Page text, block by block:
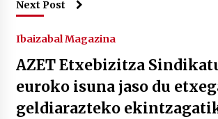
Next Post
Ibaizabal Magazina
AZET Etxebizitza
euroko isuna jaso du
geldiarazteko